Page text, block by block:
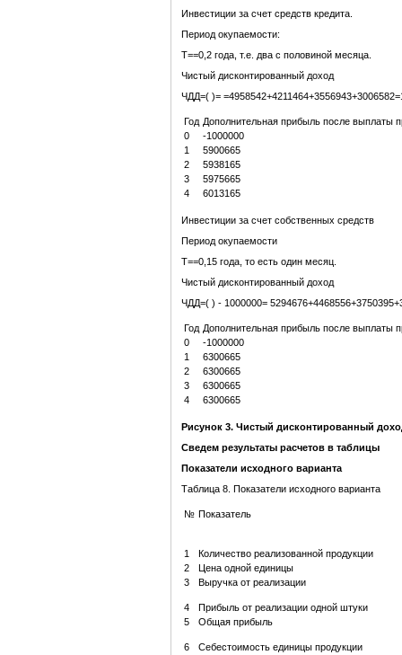
Инвестиции за счет средств кредита.
Период окупаемости:
Т==0,2 года, т.е. два с половиной месяца.
Чистый дисконтированный доход
ЧДД=( )=
Год Дополнительная прибыль после выплаты
0
-1000000
1
5900665
2
5938165
3
5975665
4
6013165
Инвестиции за счет собственных средств
Период окупаемости
Т==0,15 года, то есть один месяц.
Чистый дисконтированный доход
ЧДД=( ) - 1000000=
Год Дополнительная прибыль после выплаты
0
-1000000
1
6300665
2
6300665
3
6300665
4
6300665
Рисунок 3. Чистый дисконтированный
Сведем результаты расчетов в таблицы
Показатели исходного варианта
Таблица 8. Показатели исходного варианта
№ Показатель
1
Количество реализованной продукции
2
Цена одной единицы
3
Выручка от реализации
4
Прибыль от реализации одной штуки
5
Общая прибыль
6
Себестоимость единицы продукции